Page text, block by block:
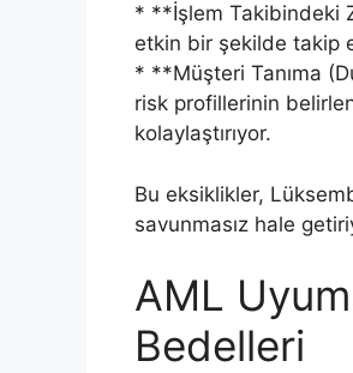
* **İşlem Takibindeki
etkin bir şekilde takip
* **Müşteri Tanıma
risk profillerinin
kolaylaştırıyor.
Bu eksiklikler,
savunmasız hale
AML
Bedelleri